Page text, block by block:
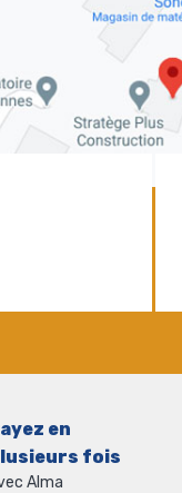
en
fois
Alma